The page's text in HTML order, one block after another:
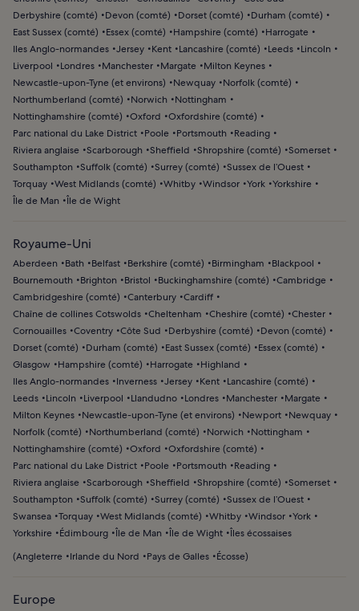
Derbyshire (comté)
Devon (comté) Dorset (comté)
Durham (comté)
East Sussex (comté)
Essex (comté) Hampshire (comté)
Harrogate
Iles Anglo-normandes Jersey Kent Lancashire (comté) Leeds
Lincoln
Liverpool
Londres Manchester Margate
Milton Keynes
Newcastle-upon-Tyne (et environs)
Newquay
Norfolk (comté)
Northumberland (comté)
Norwich
Nottingham
Nottinghamshire (comté)
Oxford
Oxfordshire (comté)
Parc national du Lake District
Poole Portsmouth
Reading
Riviera anglaise Scarborough Sheffield Shropshire (comté)
Somerset
Southampton
Suffolk (comté) Surrey (comté)
Sussex de l’Ouest
Torquay West Midlands (comté) Whitby Windsor York Yorkshire
Île de Man
Île de Wight
Royaume-Uni
Aberdeen Bath Belfast Berkshire (comté) Birmingham
Blackpool
Bournemouth
Brighton Bristol Buckinghamshire (comté)
Cambridge
Cambridgeshire (comté)
Canterbury Cardiff
Chaîne de collines Cotswolds Cheltenham Cheshire (comté)
Chester
Cornouailles Coventry Côte Sud Derbyshire (comté)
Devon (comté)
Dorset (comté)
Durham (comté) East Sussex (comté)
Essex (comté)
Glasgow
Hampshire (comté) Harrogate
Highland
Iles Anglo-normandes
Inverness Jersey Kent
Lancashire (comté)
Leeds
Lincoln Liverpool Llandudno Londres Manchester
Margate
Milton Keynes
Newcastle-upon-Tyne (et environs) Newport
Newquay
Norfolk (comté)
Northumberland (comté) Norwich
Nottingham
Nottinghamshire (comté)
Oxford
Oxfordshire (comté)
Parc national du Lake District
Poole Portsmouth
Reading
Riviera anglaise Scarborough Sheffield Shropshire (comté)
Somerset
Southampton
Suffolk (comté) Surrey (comté)
Sussex de l’Ouest
Swansea Torquay West Midlands (comté) Whitby Windsor York
Yorkshire
Édimbourg Île de Man Île de Wight Îles écossaises
(Angleterre Irlande du Nord Pays de Galles Écosse)
Europe